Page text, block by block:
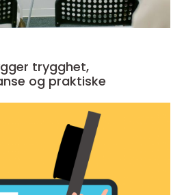
trygghet,
og praktiske